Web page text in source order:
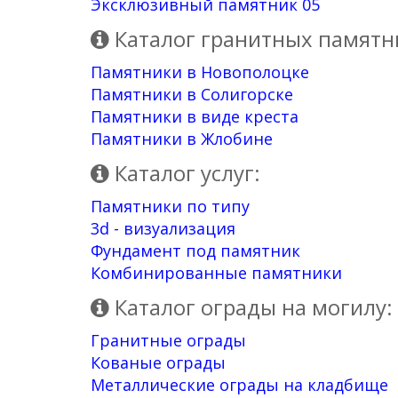
Эксклюзивный памятник 05
Каталог гранитных
Памятники в Новополоцке
Памятники в Солигорске
Памятники в виде креста
Памятники в Жлобине
Каталог услуг:
Памятники по типу
3d - визуализация
Фундамент под памятник
Комбинированные памятники
Каталог ограды на могилу:
Гранитные ограды
Кованые ограды
Металлические ограды на кладбище